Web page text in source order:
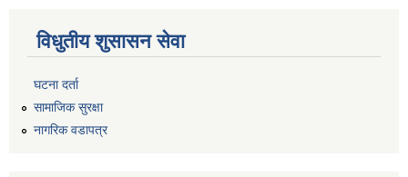
विधुतीय शुसासन सेवा
घटना दर्ता
सामाजिक सुरक्षा
नागरिक वडापत्र